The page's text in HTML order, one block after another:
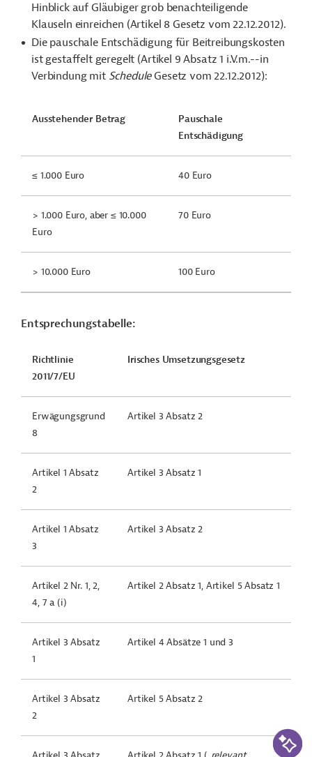
Hinblick auf Gläubiger grob benachteiligende
Klauseln einreichen (Artikel 8 Gesetz vom 22.12.2012).
Die pauschale Entschädigung für Beitreibungskosten
ist gestaffelt geregelt (Artikel 9 Absatz 1 i.V.m.--in
Verbindung mit ScheduleGesetz vom 22.12.2012):
Ausstehender Betrag
Pauschale
Entschädigung
≤ 1.000 Euro 40 Euro
> 1.000 Euro, aber ≤ 10.000
Euro
70 Euro
> 10.000 Euro 100 Euro
Entsprechungstabelle:
Richtlinie
2011/7/EU
Irisches Umsetzungsgesetz
Erwägungsgrund
8
Artikel 3 Absatz 2
Artikel 1 Absatz
2
Artikel 3 Absatz 1
Artikel 1 Absatz
3
Artikel 3 Absatz 2
Artikel 2 Nr. 1, 2,
4, 7 a (i)
Artikel 2 Absatz 1, Artikel 5 Absatz 1
Artikel 3 Absatz
1
Artikel 4 Absätze 1 und 3
Artikel 3 Absatz
2
Artikel 5 Absatz 2
KI-